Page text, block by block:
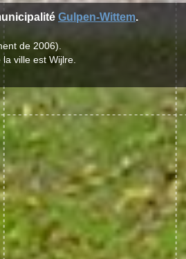
Gulpen-Wittem.
de 2006).
ville est Wijlre.